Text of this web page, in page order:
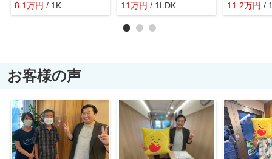
8.1万円 / 1K
11万円 / 1LDK
11.2万円 /
お客様の声